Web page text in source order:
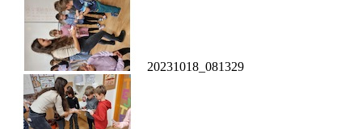
20231018_081329